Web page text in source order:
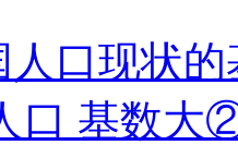
人口现状
口 基数大